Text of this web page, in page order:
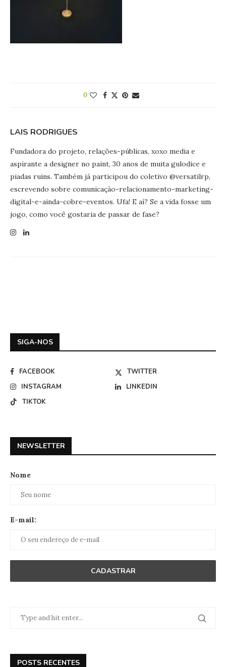
0
LAIS RODRIGUES
Fundadora do projeto, relações-públicas, xoxo media e
aspirante a designer no paint, 30 anos de muita gulodice e
piadas ruins. Também já participou do coletivo @versatilrp,
escrevendo sobre comunicação-relacionamento-marketing-
digital-e-ainda-cobre-eventos. Ufa! E aí? Se a vida fosse um
jogo, como você gostaria de passar de fase?
SIGA-NOS
FACEBOOK
TWITTER
INSTAGRAM
LINKEDIN
TIKTOK
NEWSLETTER
Nome
E-mail:
POSTS RECENTES